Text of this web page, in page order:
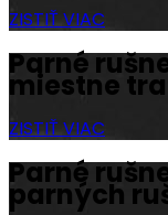
ZISTIŤ VIAC
Parné
miestne
ZISTIŤ VIAC
Parné
parných